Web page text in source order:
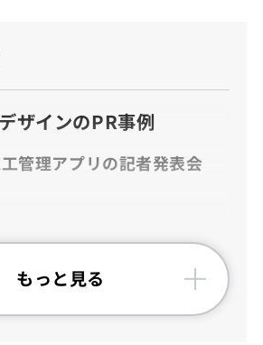
ザインのPR事例
管理アプリの記者発表会
デザインのPR事業の強み
もっと見る